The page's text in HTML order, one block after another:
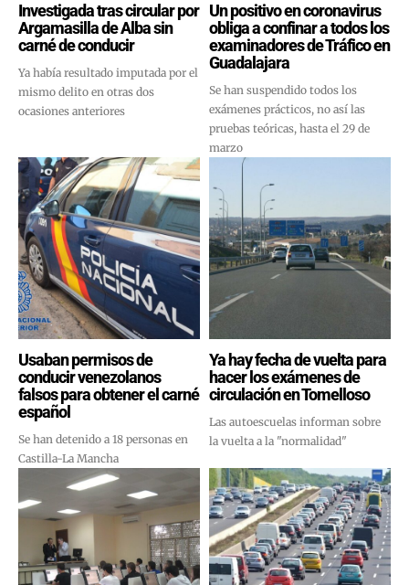
Investigada tras circular por
Argamasilla de Alba sin
carné de conducir
Ya había resultado imputada por el
mismo delito en otras dos
ocasiones anteriores
Un positivo en coronavirus
obliga a confinar a todos los
examinadores de Tráfico en
Guadalajara
Se han suspendido todos los
exámenes prácticos, no así las
pruebas teóricas, hasta el 29 de
marzo
Usaban permisos de
conducir venezolanos
falsos para obtener el carné
español
Se han detenido a 18 personas en
Castilla-La Mancha
Ya hay fecha de vuelta para
hacer los exámenes de
circulación en Tomelloso
Las autoescuelas informan sobre
la vuelta a la "normalidad"